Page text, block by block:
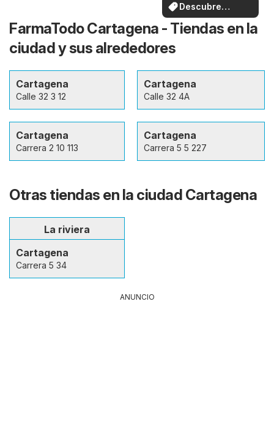
Descubre
ofertas
FarmaTodo Cartagena - Tiendas en la
ciudad y sus alrededores
Cartagena
Calle 32 3 12
Cartagena
Calle 32 4A
Cartagena
Carrera 2 10 113
Cartagena
Carrera 5 5 227
Otras tiendas en la ciudad Cartagena
La riviera
Cartagena
Carrera 5 34
ANUNCIO